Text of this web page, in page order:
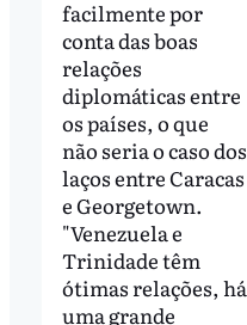
facilmente por
conta das boas
relações
diplomáticas entre
os países, o que
não seria o caso dos
laços entre Caracas
e Georgetown.
"Venezuela e
Trinidade têm
ótimas relações, há
uma grande